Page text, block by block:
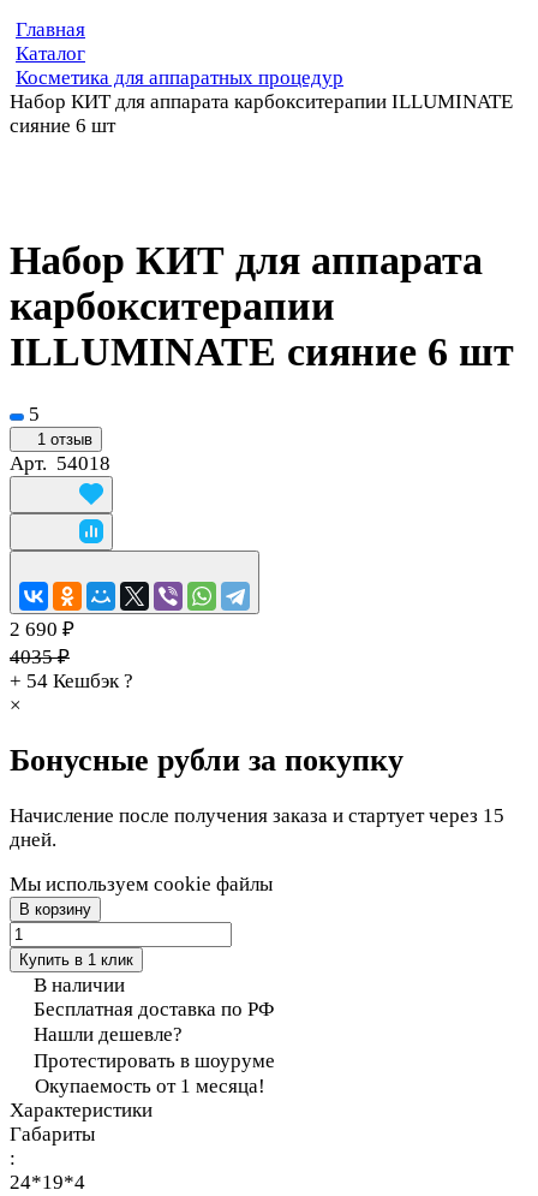
Главная
Каталог
Косметика для аппаратных процедур
Набор КИТ для аппарата карбокситерапии ILLUMINATE
сияние 6 шт
Набор КИТ для аппарата
карбокситерапии
ILLUMINATE сияние 6 шт
5
1 отзыв
Арт. 54018
2 690 ₽
4035 ₽
+ 54 Кешбэк ?
×
Бонусные рубли за покупку
Начисление после получения заказа и стартует через 15
дней.
Мы используем cookie файлы
В корзину
Купить в 1 клик
В наличии
Бесплатная доставка по РФ
Нашли дешевле?
Протестировать в шоуруме
Окупаемость от 1 месяца!
Характеристики
Габариты
:
24*19*4